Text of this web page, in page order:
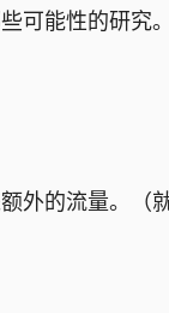
可能性的研究
外的流量。（